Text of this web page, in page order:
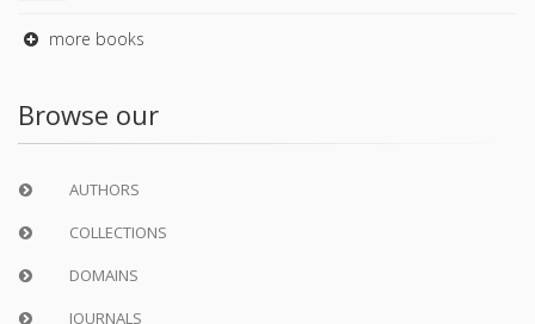
more books
Browse our
AUTHORS
COLLECTIONS
DOMAINS
JOURNALS